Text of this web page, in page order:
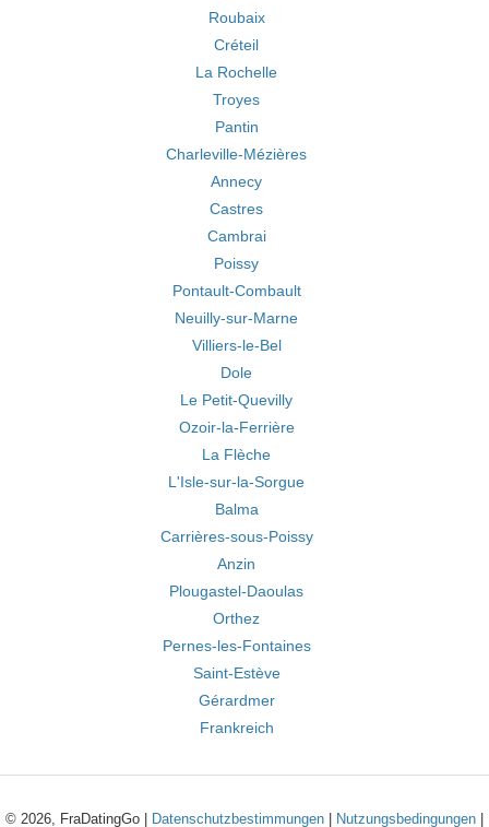
Roubaix
Créteil
La Rochelle
Troyes
Pantin
Charleville-Mézières
Annecy
Castres
Cambrai
Poissy
Pontault-Combault
Neuilly-sur-Marne
Villiers-le-Bel
Dole
Le Petit-Quevilly
Ozoir-la-Ferrière
La Flèche
L'Isle-sur-la-Sorgue
Balma
Carrières-sous-Poissy
Anzin
Plougastel-Daoulas
Orthez
Pernes-les-Fontaines
Saint-Estève
Gérardmer
Frankreich
© 2026, FraDatingGo | Datenschutzbestimmungen Nutzungsbedingungen